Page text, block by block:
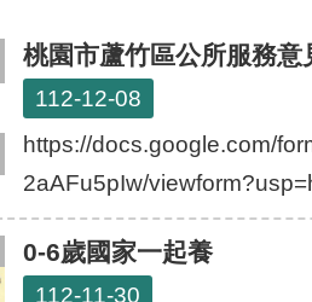
桃園市蘆竹區公所服務意
112-12-08
https://docs.google.com/
2aAFu5pIw/
0-6歲國家一起養
112-11-30